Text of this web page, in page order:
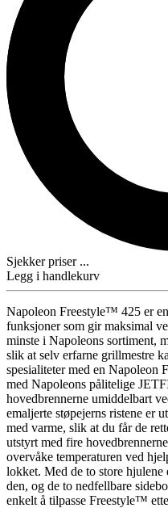
Sjekker priser ...
Legg i handlekurv
Napoleon Freestyle™ 425 er
funksjoner som gir maksimal
minste i Napoleons sortiment,
slik at selv erfarne grillmestre
spesialiteter med en
med Napoleons pålitelige
hovedbrennerne umiddelbart
emaljerte støpejerns ristene er
med varme, slik at du får de
utstyrt med fire
overvåke temperaturen ved
lokket. Med de to store
den, og de to nedfellbare
enkelt å tilpasse Freestyle™